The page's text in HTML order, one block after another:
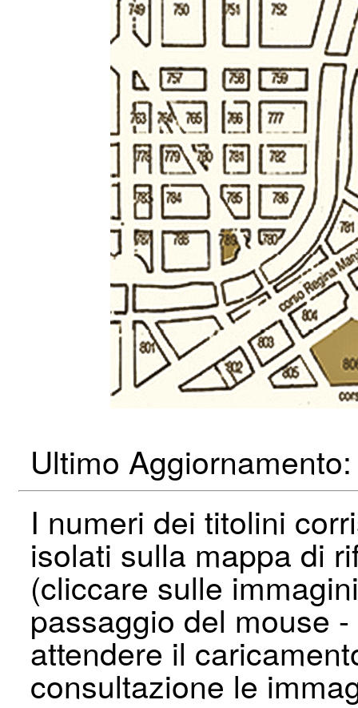
Ultimo
I numeri dei titolini
isolati sulla mappa di
(cliccare sulle
passaggio del mouse
attendere il
consultazione le